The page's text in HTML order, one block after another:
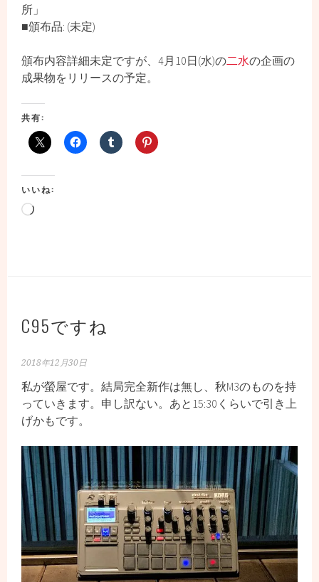
所」
■頒布品: (未定)
頒布内容詳細未定ですが、4月10日(水)の二水の企画の
成果物をリリースの予定。
共有:
いいね:
読
C95ですね
2018年12月30日
私が螢屋です。結局完全新作は無し、秋M3のものを持
っていきます。申し訳ない。あと15:30くらいで引き上
げかもです。